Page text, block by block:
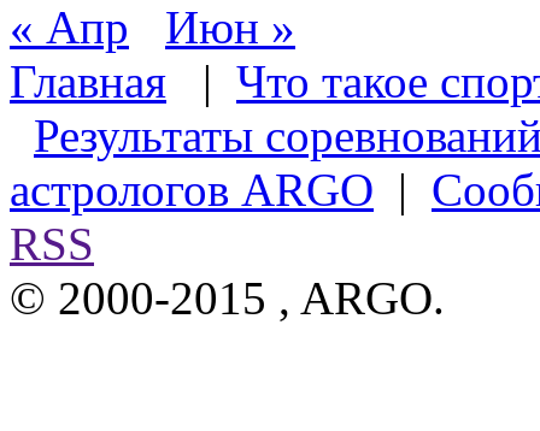
« Апр
Июн »
Главная | Что такое
Результаты
астрологов ARGO |
RSS
© 2000-2015 , ARGO.